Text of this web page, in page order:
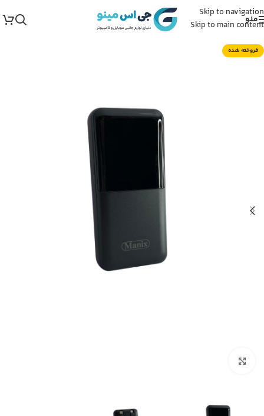
Skip to navigation
Skip to main content
منو
فروخته شده